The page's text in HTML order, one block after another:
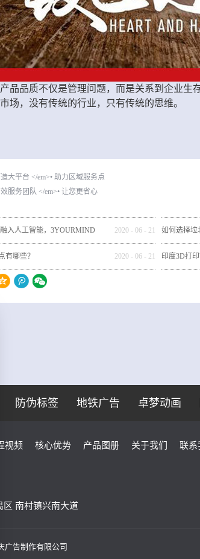
品品质不仅是管理问题，而是关系到企业生
场，没有传统的行业，只有传统的思维。
大平台 </em>• 助力区域服务点
服务团队 </em>• 让您更省心
入人工智能，3YOURMIND
助
2020 - 06 - 21 如何选择垃
有哪些？ 2020 - 06 - 21 印度3D打
防伪标签 地铁广告 卓梦动画
视频 核心优势 产品图册 关于我们 联系
区 南村镇兴南大道
广告制作有限公司